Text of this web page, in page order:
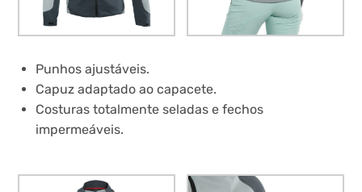
Punhos ajustáveis.
Capuz adaptado ao capacete.
Costuras totalmente seladas e fechos
impermeáveis.